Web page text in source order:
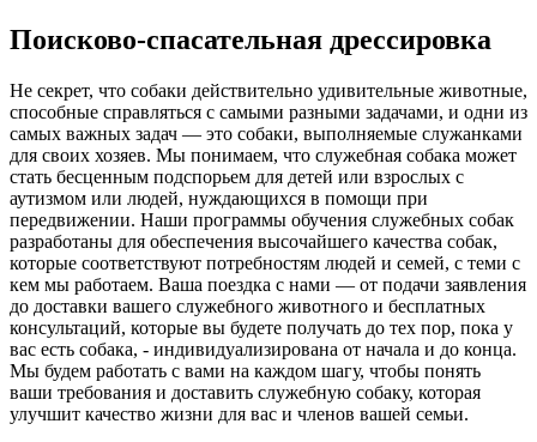
Поисково-спасательная дрессировка
Не секрет, что собаки действительно удивительные животные,
способные справляться с самыми разными задачами, и одни из
самых важных задач — это собаки, выполняемые служанками
для своих хозяев. Мы понимаем, что служебная собака может
стать бесценным подспорьем для детей или взрослых с
аутизмом или людей, нуждающихся в помощи при
передвижении. Наши программы обучения служебных собак
разработаны для обеспечения высочайшего качества собак,
которые соответствуют потребностям людей и семей, с теми с
кем мы работаем. Ваша поездка с нами — от подачи заявления
до доставки вашего служебного животного и бесплатных
консультаций, которые вы будете получать до тех пор, пока у
вас есть собака, - индивидуализирована от начала и до конца.
Мы будем работать с вами на каждом шагу, чтобы понять
ваши требования и доставить служебную собаку, которая
улучшит качество жизни для вас и членов вашей семьи.